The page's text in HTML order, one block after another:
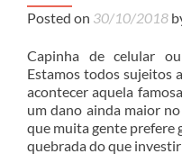
Posted on 30/10/2018
Capinha de celular
Estamos todos sujeitos
acontecer aquela
um dano ainda maior
que muita gente prefere
quebrada do que